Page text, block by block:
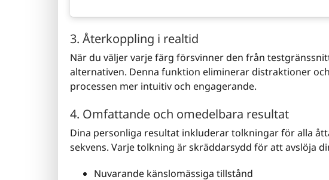
3. Återkoppling i realtid
När du väljer varje färg försvinner den från
alternativen. Denna funktion eliminerar distraktioner
processen mer intuitiv och engagerande.
4. Omfattande och omedelbara resultat
Dina personliga resultat inkluderar tolkningar för alla
sekvens. Varje tolkning är skräddarsydd för att avslöja
Nuvarande känslomässiga tillstånd